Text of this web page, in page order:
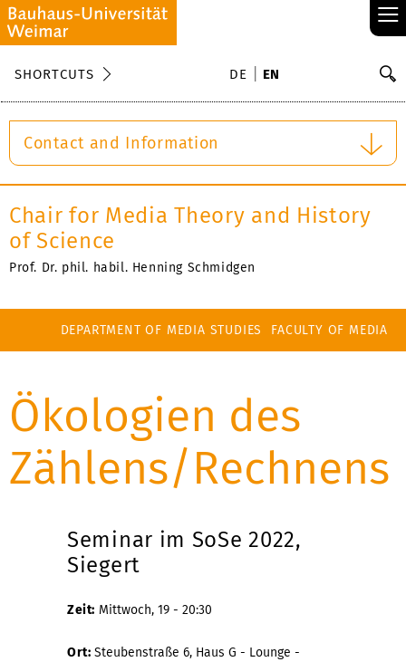
≡
SHORTCUTS DE EN
Contact and Information
Chair for Media Theory and History
of Science
Prof. Dr. phil. habil. Henning Schmidgen
DEPARTMENT OF MEDIA STUDIES FACULTY OF MEDIA
Ökologien des
Zählens/Rechnens
Seminar im SoSe 2022,
Siegert
Zeit: Mittwoch, 19 - 20:30
Ort: Steubenstraße 6, Haus G - Lounge -